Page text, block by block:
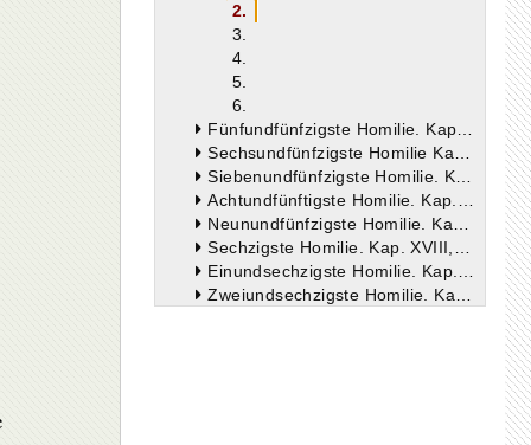
2.
3.
4.
5.
6.
Fünfundfünfzigste Homilie. Kap. XVI, V.24-27.
Sechsundfünfzigste Homilie Kap. XVI, V.28-Kap. XVII, V.9.
Siebenundfünfzigste Homilie. Kap. XVII, V.10-21.
Achtundfünftigste Homilie. Kap. XVII, V.22 - Kap XVIII.
Neunundfünfzigste Homilie. Kap. XVIII, V.7-14.
Sechzigste Homilie. Kap. XVIII, V.15-20.
Einundsechzigste Homilie. Kap. XVIII, V.21-35.
Zweiundsechzigste Homilie. Kap. XIX, V.1-15.